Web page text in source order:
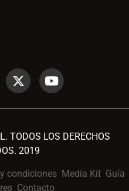
TODOS LOS DERECHOS
2019
condiciones Media Kit Guía
Contacto